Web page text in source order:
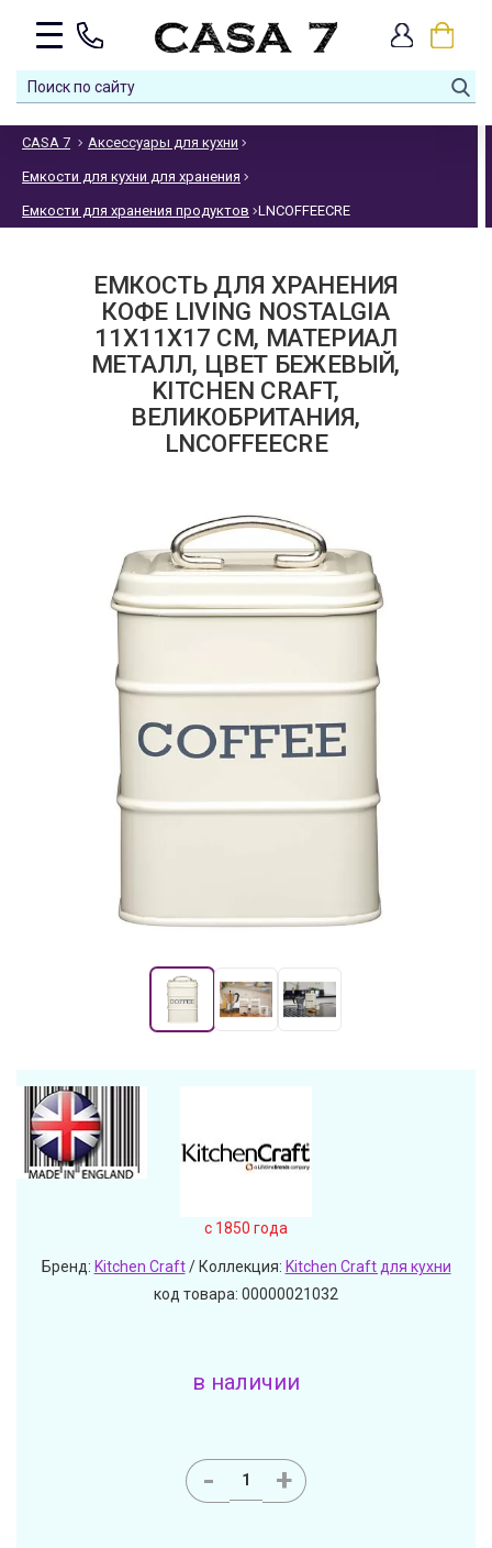
CASA 7 Аксессуары для кухни
Емкости для кухни для хранения
Емкости для хранения продуктов LNCOFFEECRE
ЕМКОСТЬ ДЛЯ ХРАНЕНИЯ
КОФЕ LIVING NOSTALGIA
11X11X17 СМ, МАТЕРИАЛ
МЕТАЛЛ, ЦВЕТ БЕЖЕВЫЙ,
KITCHEN CRAFT,
ВЕЛИКОБРИТАНИЯ,
LNCOFFEECRE
c 1850 года
Бренд: Kitchen Craft/ Коллекция: Kitchen Craft для кухни
код товара: 00000021032
в наличии
- +